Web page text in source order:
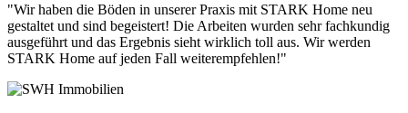
"Wir haben die Böden in unserer Praxis mit STARK Home neu
gestaltet und sind begeistert! Die Arbeiten wurden sehr fachkundig
ausgeführt und das Ergebnis sieht wirklich toll aus. Wir werden
STARK Home auf jeden Fall weiterempfehlen!"